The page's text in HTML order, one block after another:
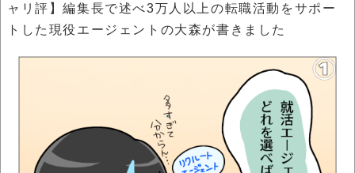
ャリ評】編集長で述べ3万人以上の転職活動をサポー
トした現役エージェントの大森が書きました